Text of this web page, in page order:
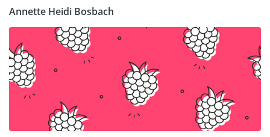
Annette Heidi Bosbach